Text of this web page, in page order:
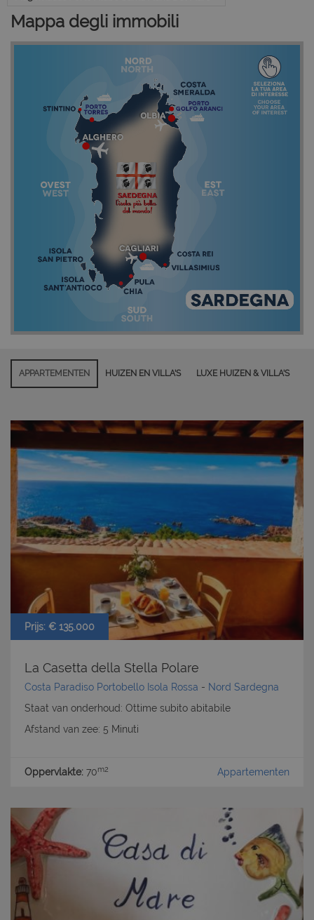
Mappa degli immobili
APPARTEMENTEN HUIZEN EN VILLA'S LUXE HUIZEN & VILLA'S
Prijs: € 135.000
La Casetta della Stella Polare
Costa Paradiso Portobello Isola Rossa - Nord Sardegna
Staat van onderhoud: Ottime subito abitabile
Afstand van zee: 5 Minuti
Oppervlakte: 70m2 Appartementen